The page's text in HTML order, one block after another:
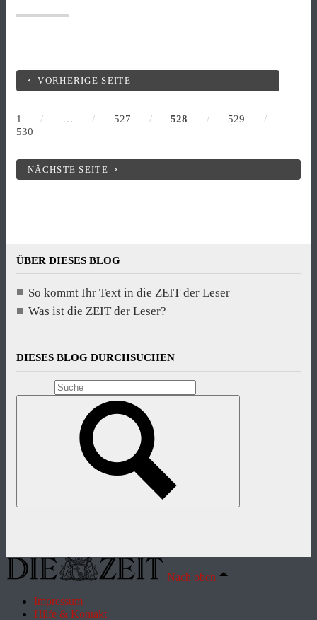
VORHERIGE SEITE
1 / … / 527 / 528 / 529 /
530
NÄCHSTE SEITE
ÜBER DIESES BLOG
So kommt Ihr Text in die ZEIT der Leser
Was ist die ZEIT der Leser?
DIESES BLOG DURCHSUCHEN
Nach oben
Impressum
Hilfe & Kontakt